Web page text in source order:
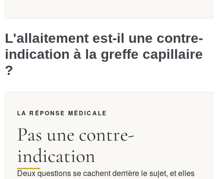
L'allaitement est-il une contre-
indication à la greffe capillaire
?
LA RÉPONSE MÉDICALE
Pas une contre-
indication
Deux questions se cachent derrière le sujet, et elles